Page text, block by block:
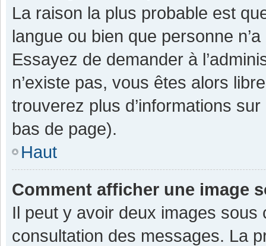
La raison la plus probable est
langue ou bien que personne
Essayez de demander à
n’existe pas, vous êtes alors
trouverez plus d’informations
bas de page).
Haut
Comment afficher une image
Il peut y avoir deux images sous
consultation des messages. La